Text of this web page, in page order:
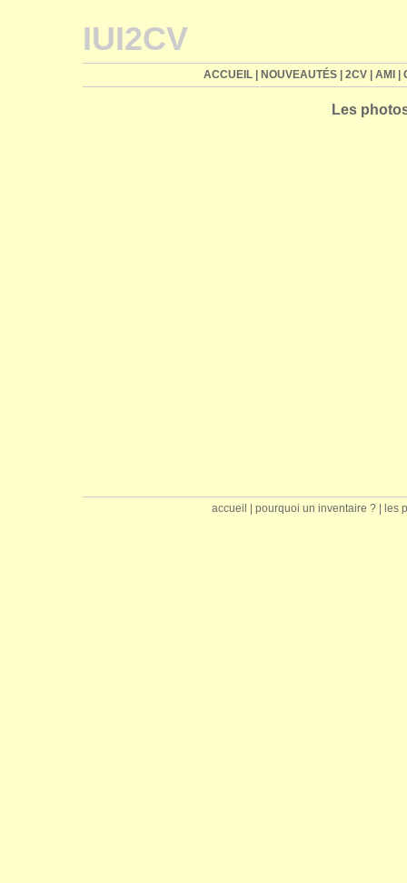
IUI2CV
ACCUEIL| NOUVEAUTÉS| 2CV| AMI
Les
accueil pourquoi un inventaire ? les